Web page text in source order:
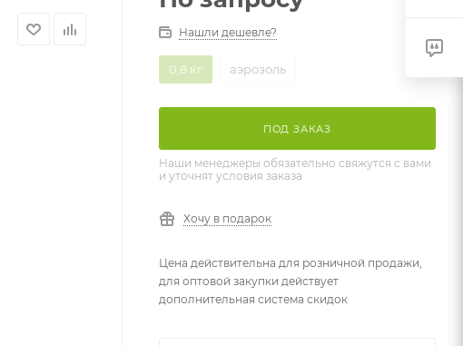
Нашли дешевле?
0,8 кг аэрозоль
ПОД ЗАКАЗ
Наши менеджеры обязательно свяжутся с вами
и уточнят условия заказа
Хочу в подарок
Цена действительна для розничной продажи,
для оптовой закупки действует
дополнительная система скидок